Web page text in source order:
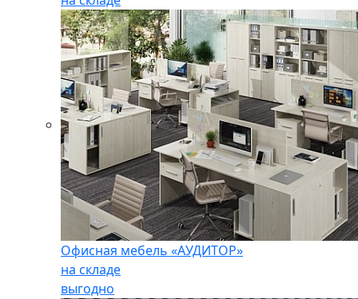
Офисная мебель «АУДИТОР»
на складе
выгодно